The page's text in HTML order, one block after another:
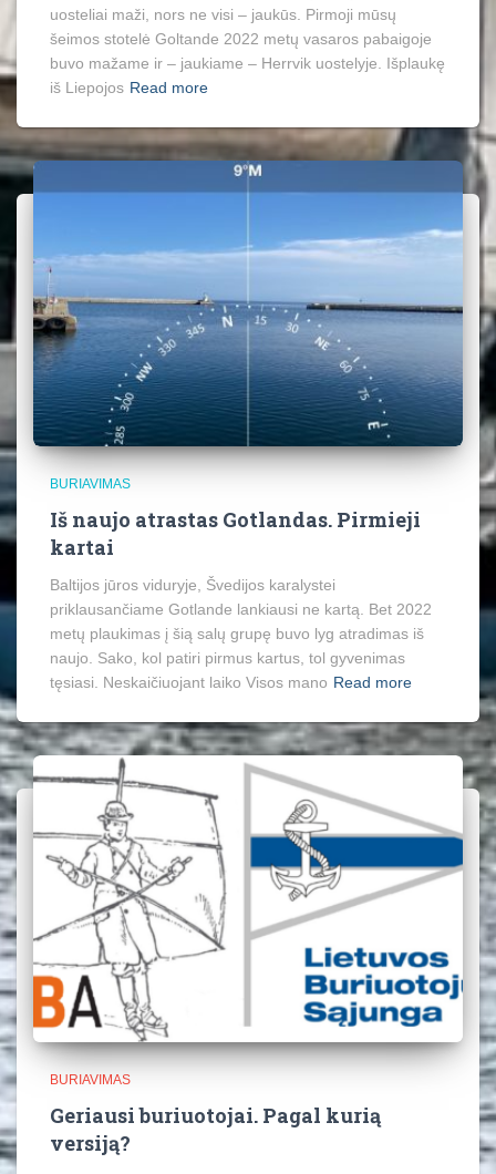
uosteliai maži, nors ne visi – jaukūs. Pirmoji mūsų
šeimos stotelė Goltande 2022 metų vasaros pabaigoje
buvo mažame ir – jaukiame – Herrvik uostelyje. Išplaukę
iš Liepojos Read more
BURIAVIMAS
Iš naujo atrastas Gotlandas. Pirmieji
kartai
Baltijos jūros viduryje, Švedijos karalystei
priklausančiame Gotlande lankiausi ne kartą. Bet 2022
metų plaukimas į šią salų grupę buvo lyg atradimas iš
naujo. Sako, kol patiri pirmus kartus, tol gyvenimas
tęsiasi. Neskaičiuojant laiko Visos mano Read more
BURIAVIMAS
Geriausi buriuotojai. Pagal kurią
versiją?